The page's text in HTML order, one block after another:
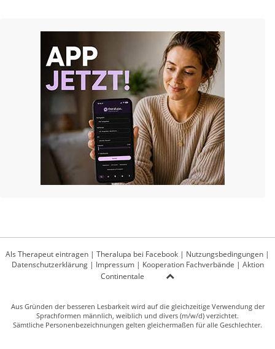
Als Therapeut eintragen | Theralupa bei Facebook | Nutzungsbedingungen |
Datenschutzerklärung| Impressum| Kooperation Fachverbände | Aktion
Continentale
Aus Gründen der besseren Lesbarkeit wird auf die gleichzeitige Verwendung der
Sprachformen männlich, weiblich und divers (m/w/d) verzichtet.
Sämtliche Personenbezeichnungen gelten gleichermaßen für alle Geschlechter.